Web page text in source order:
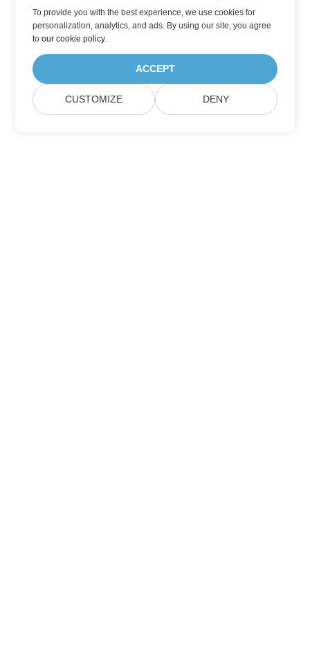
To provide you with the best experience, we use cookies for
personalization, analytics, and ads. By using our site, you agree
toour cookie policy.
ACCEPT
CUSTOMIZE DENY